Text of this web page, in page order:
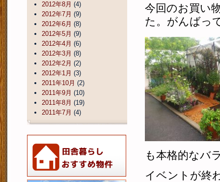
今回のお買い
た。がんばっ
も本格的なバ
イベントが終
2012年8月 (4)
2012年7月 (9)
2012年6月 (8)
2012年5月 (9)
2012年4月 (6)
2012年3月 (8)
2012年2月 (2)
2012年1月 (3)
2011年10月 (2)
2011年9月 (10)
2011年8月 (19)
2011年7月 (4)